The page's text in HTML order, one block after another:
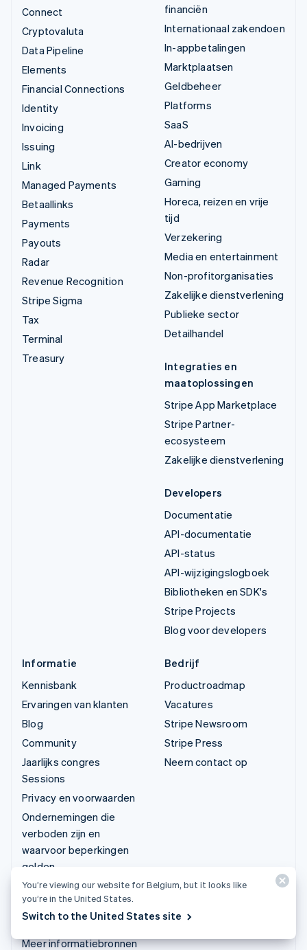
Connect
Cryptovaluta
Data Pipeline
Elements
Financial Connections
Identity
Invoicing
Issuing
Link
Managed Payments
Betaallinks
Payments
Payouts
Radar
Revenue Recognition
Stripe Sigma
Tax
Terminal
Treasury
financiën
Internationaal zakendoen
In-appbetalingen
Marktplaatsen
Geldbeheer
Platforms
SaaS
AI-bedrijven
Creator economy
Gaming
Horeca, reizen en vrije
tijd
Verzekering
Media en entertainment
Non-profitorganisaties
Zakelijke dienstverlening
Publieke sector
Detailhandel
Integraties en
maatoplossingen
Stripe App Marketplace
Stripe Partner-
ecosysteem
Zakelijke dienstverlening
Developers
Documentatie
API-documentatie
API-status
API-wijzigingslogboek
Bibliotheken en SDK's
Stripe Projects
Blog voor developers
Informatie
Kennisbank
Ervaringen van klanten
Blog
Community
Jaarlijks congres
Sessions
Privacy en voorwaarden
Ondernemingen die
verboden zijn en
waarvoor beperkingen
gelden
Licenties
Siteoverzicht
Cookie-instellingen
Meer informatiebronnen
Bedrijf
Productroadmap
Vacatures
Stripe Newsroom
Stripe Press
Neem contact op
You’re viewing our website for Belgium, but it looks like
you’re in the United States.
Switch to the United States site